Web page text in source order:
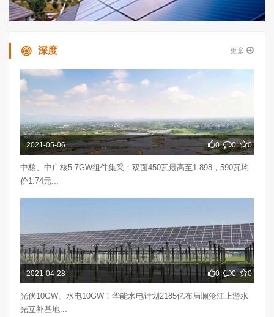
深度 更多
2021-05-06 0 0 0
中核、中广核5.7GW组件集采：双面450瓦最高至1.898，590瓦均
价1.74元...
2021-04-28 0 0 0
光伏10GW、水电10GW！华能水电计划2185亿布局澜沧江上游水
光互补基地...